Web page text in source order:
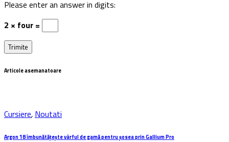
Please enter an answer in digits:
2 × four =
Articole asemanatoare
Cursiere, Noutati
Argon 18 îmbunătățește vârful de gamă pentru șosea prin Gallium Pro